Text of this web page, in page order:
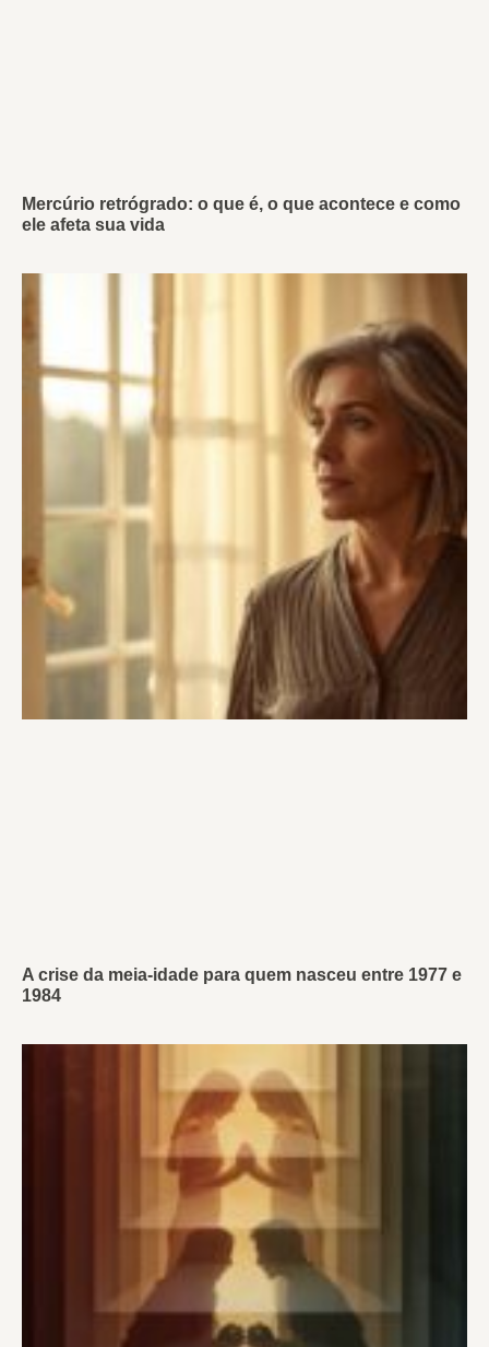
Mercúrio retrógrado: o que é, o que acontece e como
ele afeta sua vida
A crise da meia-idade para quem nasceu entre 1977 e
1984